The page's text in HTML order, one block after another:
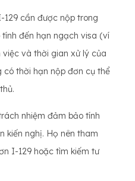
129 cần được nộp trong
đến hạn ngạch visa (ví
và thời gian xử lý của
có thời hạn nộp đơn cụ thể
nhiệm đảm bảo tính
kiến ​​nghị. Họ nên tham
I-129 hoặc tìm kiếm tư